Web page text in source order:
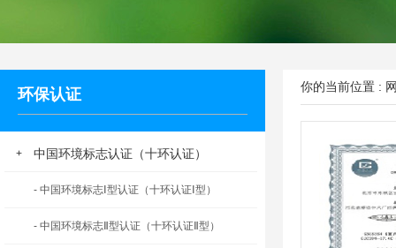
环保认证
+ 中国环境标志认证（十环认证）
- 中国环境标志Ⅰ型认证（十环认证Ⅰ型）
- 中国环境标志Ⅱ型认证（十环认证Ⅱ型）
你的当前位置 :